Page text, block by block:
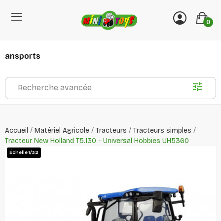
0
Recherche avancée
Accueil Matériel Agricole Tracteurs
Tracteurs simples
Tracteur New Holland T5.130 - Universal Hobbies UH5360
Échelle 1/32